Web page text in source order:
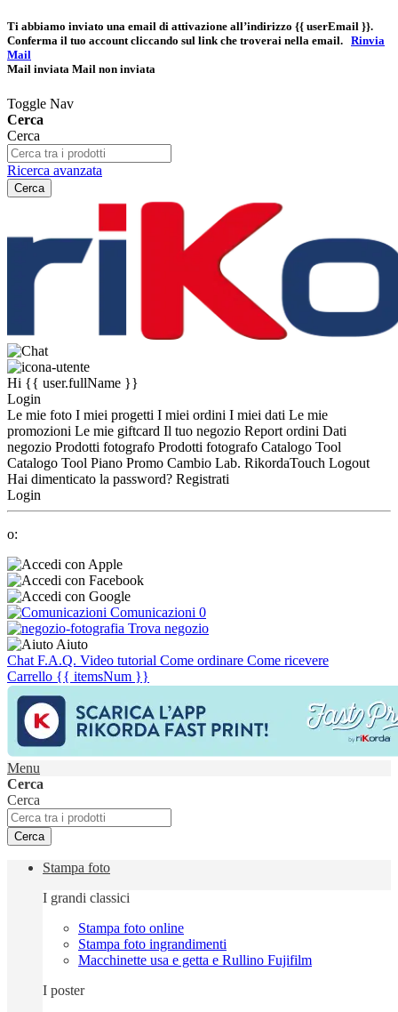
Ti abbiamo inviato una email di attivazione all’indirizzo {{ userEmail }}.
Conferma il tuo account cliccando sul link che troverai nella email. Rinvia
Mail
Mail inviata Mail non inviata
Toggle Nav
Cerca
Cerca
Ricerca avanzata
Cerca
Hi {{ user.fullName }}
Login
Le mie foto I miei progetti I miei ordini I miei dati Le mie
promozioni Le mie giftcard Il tuo negozio Report ordini Dati
negozio Prodotti fotografo Prodotti fotografo Catalogo Tool
Catalogo Tool Piano Promo Cambio Lab. RikordaTouch Logout
Hai dimenticato la password? Registrati
Login
o:
Comunicazioni 0
Trova negozio
Aiuto
Chat F.A.Q. Video tutorial Come ordinare Come ricevere
Carrello {{ itemsNum }}
Menu
Cerca
Cerca
Cerca
Stampa foto
I grandi classici
Stampa foto online
Stampa foto ingrandimenti
Macchinette usa e getta e Rullino Fujifilm
I poster